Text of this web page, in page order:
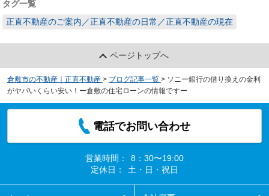
タグ一覧
正直不動産のご案内／正直不動産の日常／正直不動産の現在
ページトップへ
倉敷市の不動産｜正直不動産 > ブログ記事一覧 > ソニー銀行の借り換えの金利
がヤバいくらい安い！ー倉敷の住宅ローンの情報ですー
電話でお問い合わせ
営業時間：
8：30〜19:00
定休日：
土・日・祝日